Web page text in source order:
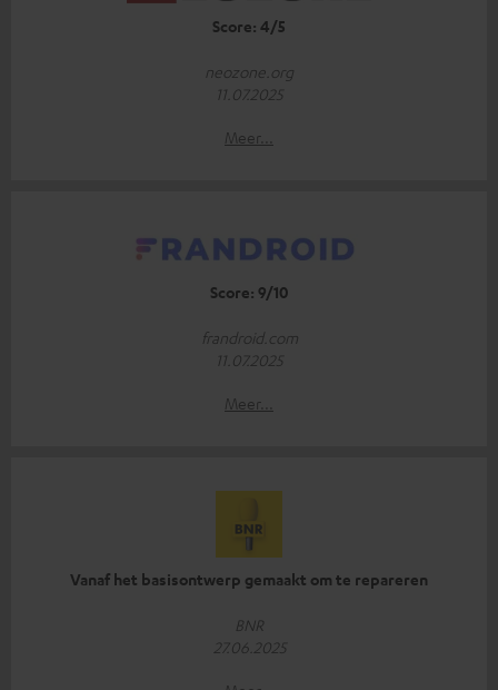
Score: 4/5
neozone.org
11.07.2025
Meer...
Score: 9/10
frandroid.com
11.07.2025
Meer...
Vanaf het basisontwerp gemaakt om te repareren
BNR
27.06.2025